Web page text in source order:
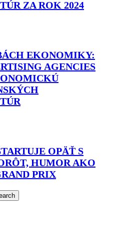
ZA ROK 2024
EKONOMIKY:
AGENCIES
OPÄŤ S
HUMOR AKO
PRIX